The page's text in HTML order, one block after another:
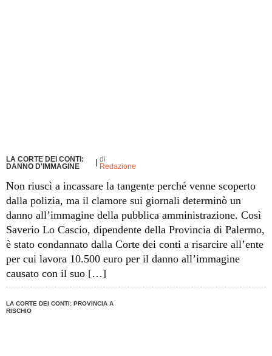
LA CORTE DEI CONTI:
DANNO D'IMMAGINE
di
Redazione
Non riuscì a incassare la tangente perché venne scoperto
dalla polizia, ma il clamore sui giornali determinò un
danno all’immagine della pubblica amministrazione. Così
Saverio Lo Cascio, dipendente della Provincia di Palermo,
è stato condannato dalla Corte dei conti a risarcire all’ente
per cui lavora 10.500 euro per il danno all’immagine
causato con il suo […]
LA CORTE DEI CONTI: PROVINCIA A
RISCHIO